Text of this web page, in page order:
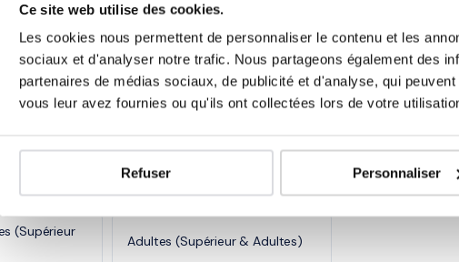
Ce site web utilise des cookies.
Les cookies nous permettent de personnaliser le contenu et les
sociaux et d'analyser notre trafic. Nous partageons également des
partenaires de médias sociaux, de publicité et d'analyse, qui
vous leur avez fournies ou qu'ils ont collectées lors de votre
Refuser Personnaliser
et
Autre
en Économie à Chelles
Première (Lycée) Terminale (Lycée)
(Supérieur
Adultes (Supérieur & Adultes)